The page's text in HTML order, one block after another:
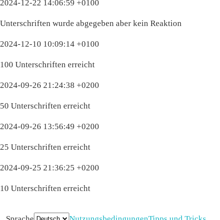
2024-12-22 14:06:59 +0100
Unterschriften wurde abgegeben aber kein Reaktion
2024-12-10 10:09:14 +0100
100 Unterschriften erreicht
2024-09-26 21:24:38 +0200
50 Unterschriften erreicht
2024-09-26 13:56:49 +0200
25 Unterschriften erreicht
2024-09-25 21:36:25 +0200
10 Unterschriften erreicht